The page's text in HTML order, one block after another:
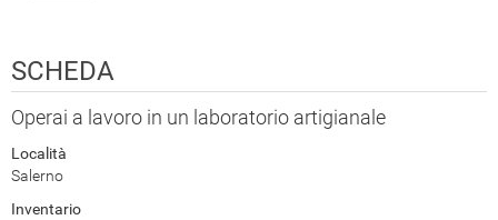
SCHEDA
Operai a lavoro in un laboratorio artigianale
Località
Salerno
Inventario